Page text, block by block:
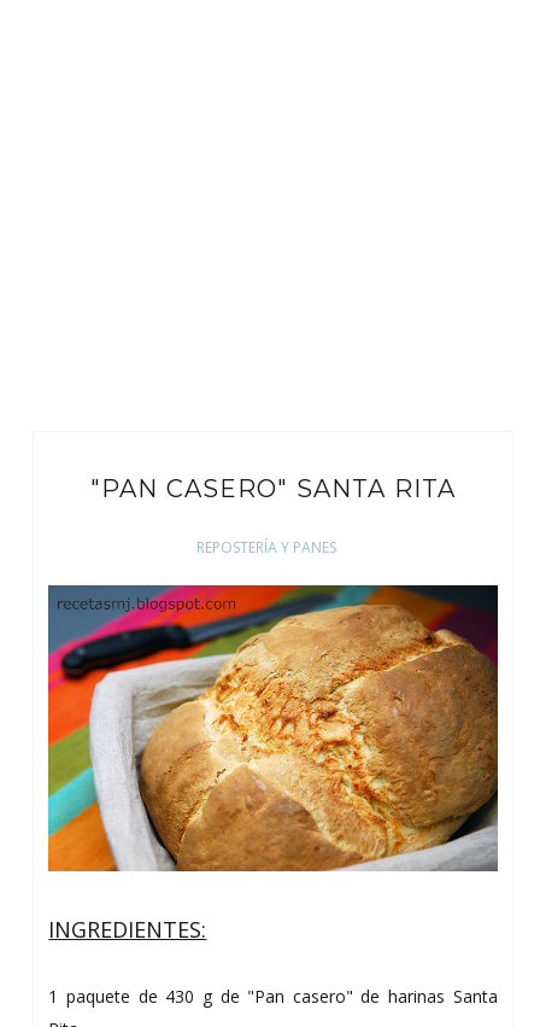
"PAN CASERO" SANTA RITA
REPOSTERÍA Y PANES
INGREDIENTES :
1 paquete de 430 g de "Pan casero" de harinas Santa